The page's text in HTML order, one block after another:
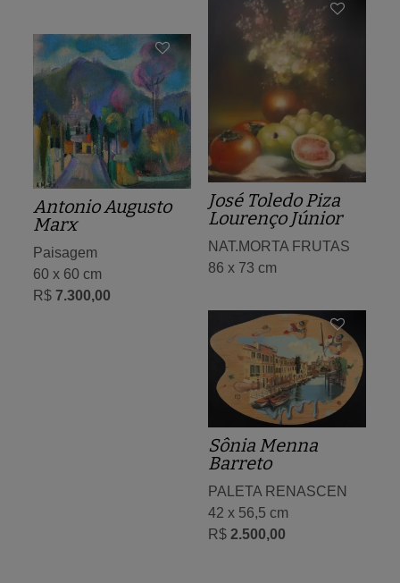
José Toledo Piza
Lourenço Júnior
NAT.MORTA FRUTAS
86 x 73 cm
Antonio Augusto
Marx
Paisagem
60 x 60 cm
R$ 7.300,00
Sônia Menna
Barreto
PALETA RENASCEN
42 x 56,5 cm
R$ 2.500,00